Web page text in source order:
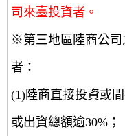
司來臺投資者。
※第三地區陸商公司
者：
(1)陸商直接投資或
或出資總額逾30%；